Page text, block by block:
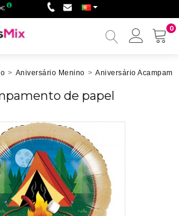
0
Minha
> Aniversário Menino > Aniversário
de papel